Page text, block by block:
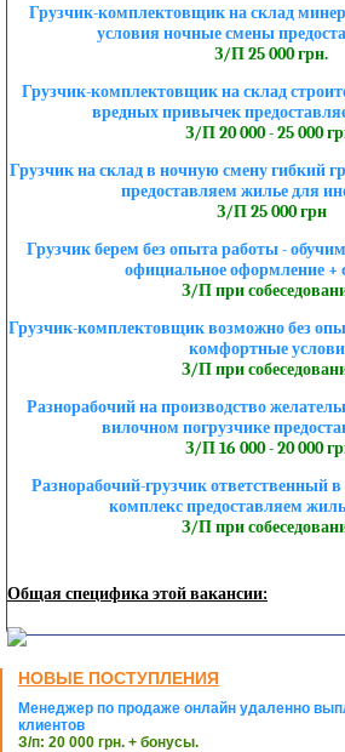
Грузчик-комплектовщик на склад
условия ночные смены
З/П 25 000 грн.
Грузчик-комплектовщик на склад
вредных привычек
З/П 20 000 - 25 000
Грузчик на склад в ночную смену гибкий
предоставляем жилье для
З/П 25 000 грн
Грузчик берем без опыта работы -
официальное оформление +
З/П при
Грузчик-комплектовщик возможно без
комфортные
З/П при
Разнорабочий на производство
вилочном погрузчике
З/П 16 000 - 20 000
Разнорабочий-грузчик ответственный
комплекс предоставляем
З/П при
Общая специфика этой вакансии:
НОВЫЕ ПОСТУПЛЕНИЯ
Менеджер по продаже онлайн удаленно
клиентов
З/п: 20 000 грн. + бонусы.